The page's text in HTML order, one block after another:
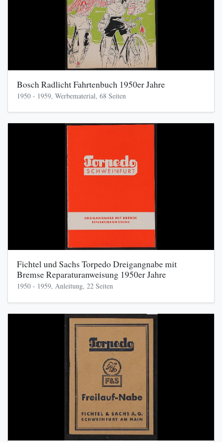
Bosch Radlicht Fahrtenbuch 1950er Jahre
1950 - 1959, Werbematerial, 68 Seiten
Fichtel und Sachs Torpedo Dreigangnabe mit
Bremse Reparaturanweisung 1950er Jahre
1950 - 1959, Anleitung, 22 Seiten